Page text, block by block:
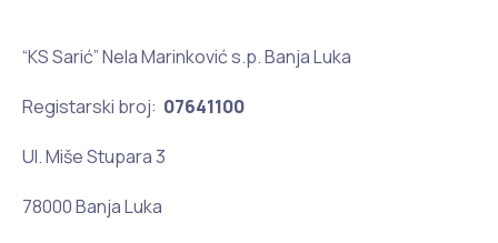
“KS Sarić” Nela Marinković s.p. Banja Luka
Registarski broj: 07641100
Ul. Miše Stupara 3
78000 Banja Luka